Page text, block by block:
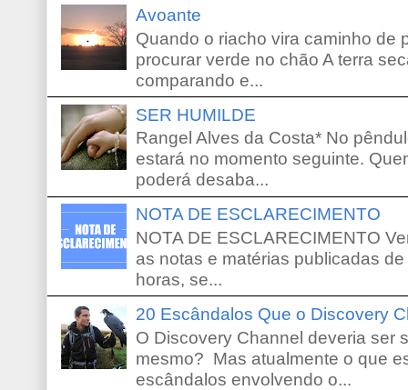
Avoante
Quando o riacho vira caminho de
procurar verde no chão A terra
comparando e...
SER HUMILDE
Rangel Alves da Costa* No
estará no momento seguinte.
poderá desaba...
NOTA DE ESCLARECIMENTO
NOTA DE ESCLARECIMENTO
as notas e matérias publicadas
horas, se...
20 Escândalos Que o Discovery
O Discovery Channel deveria ser
mesmo? Mas atualmente o que
escândalos envolvendo o...